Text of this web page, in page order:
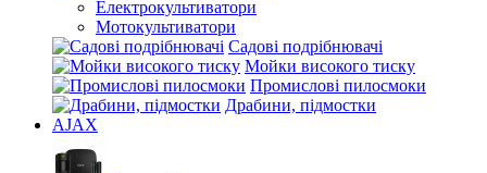
Електрокультиватори
Мотокультиватори
Садові подрібнювачі
Мойки високого тиску
Промислові пилосмоки
Драбини, підмостки
AJAX